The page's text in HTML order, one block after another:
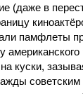
(даже в
памфлеты
куски,